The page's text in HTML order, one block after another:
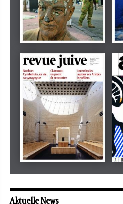
Dezember 2024
tachles
revue juive
Aktuelle News